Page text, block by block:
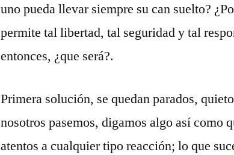
uno pueda llevar siempre su can suelto?
permite tal libertad, tal seguridad y tal
entonces, ¿que será?.
Primera solución, se quedan parados,
nosotros pasemos, digamos algo así como
atentos a cualquier tipo reacción; lo que